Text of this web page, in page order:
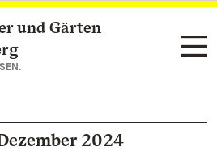
und Gärten
2024